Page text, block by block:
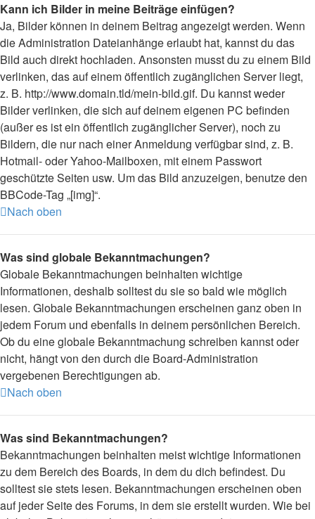
Kann ich Bilder in meine Beiträge einfügen?
Ja, Bilder können in deinem Beitrag angezeigt werden. Wenn
die Administration Dateianhänge erlaubt hat, kannst du das
Bild auch direkt hochladen. Ansonsten musst du zu einem Bild
verlinken, das auf einem öffentlich zugänglichen Server liegt,
z. B. http://www.domain.tld/mein-bild.gif. Du kannst weder
Bilder verlinken, die sich auf deinem eigenen PC befinden
(außer es ist ein öffentlich zugänglicher Server), noch zu
Bildern, die nur nach einer Anmeldung verfügbar sind, z. B.
Hotmail- oder Yahoo-Mailboxen, mit einem Passwort
geschützte Seiten usw. Um das Bild anzuzeigen, benutze den
BBCode-Tag „[img]“.
Nach oben
Was sind globale Bekanntmachungen?
Globale Bekanntmachungen beinhalten wichtige
Informationen, deshalb solltest du sie so bald wie möglich
lesen. Globale Bekanntmachungen erscheinen ganz oben in
jedem Forum und ebenfalls in deinem persönlichen Bereich.
Ob du eine globale Bekanntmachung schreiben kannst oder
nicht, hängt von den durch die Board-Administration
vergebenen Berechtigungen ab.
Nach oben
Was sind Bekanntmachungen?
Bekanntmachungen beinhalten meist wichtige Informationen
zu dem Bereich des Boards, in dem du dich befindest. Du
solltest sie stets lesen. Bekanntmachungen erscheinen oben
auf jeder Seite des Forums, in dem sie erstellt wurden. Wie bei